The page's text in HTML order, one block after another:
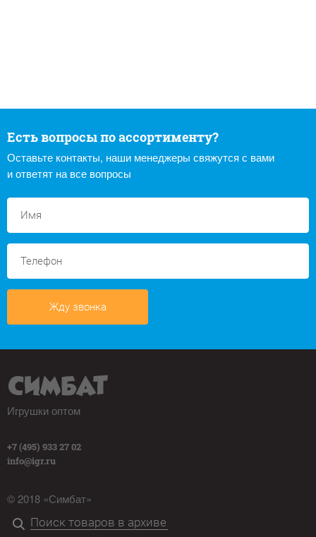
Есть вопросы по ассортименту?
Оставьте контакты, наши менеджеры свяжутся с вами
и ответят на все вопросы
Жду звонка
Игрушки оптом
+7 (495) 933 27 02
info@igr.ru
© 2018 «Симбат»